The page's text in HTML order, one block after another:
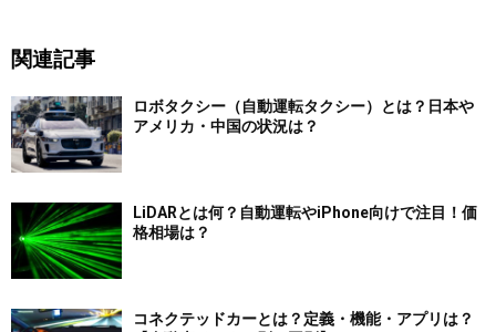
関連記事
ロボタクシー（自動運転タクシー）とは？日本や
アメリカ・中国の状況は？
LiDARとは何？自動運転やiPhone向けで注目！価
格相場は？
コネクテッドカーとは？定義・機能・アプリは？